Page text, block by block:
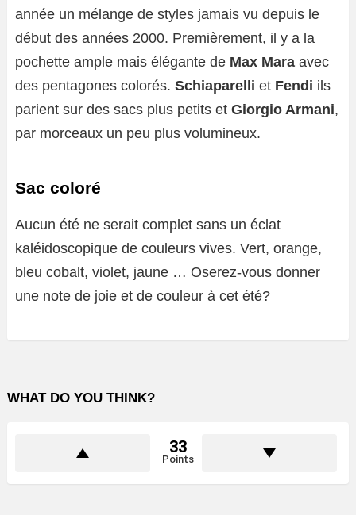
année un mélange de styles jamais vu depuis le
début des années 2000. Premièrement, il y a la
pochette ample mais élégante de Max Mara avec
des pentagones colorés. Schiaparelli et Fendi ils
parient sur des sacs plus petits et Giorgio Armani,
par morceaux un peu plus volumineux.
Sac coloré
Aucun été ne serait complet sans un éclat
kaléidoscopique de couleurs vives. Vert, orange,
bleu cobalt, violet, jaune … Oserez-vous donner
une note de joie et de couleur à cet été?
WHAT DO YOU THINK?
33
Points